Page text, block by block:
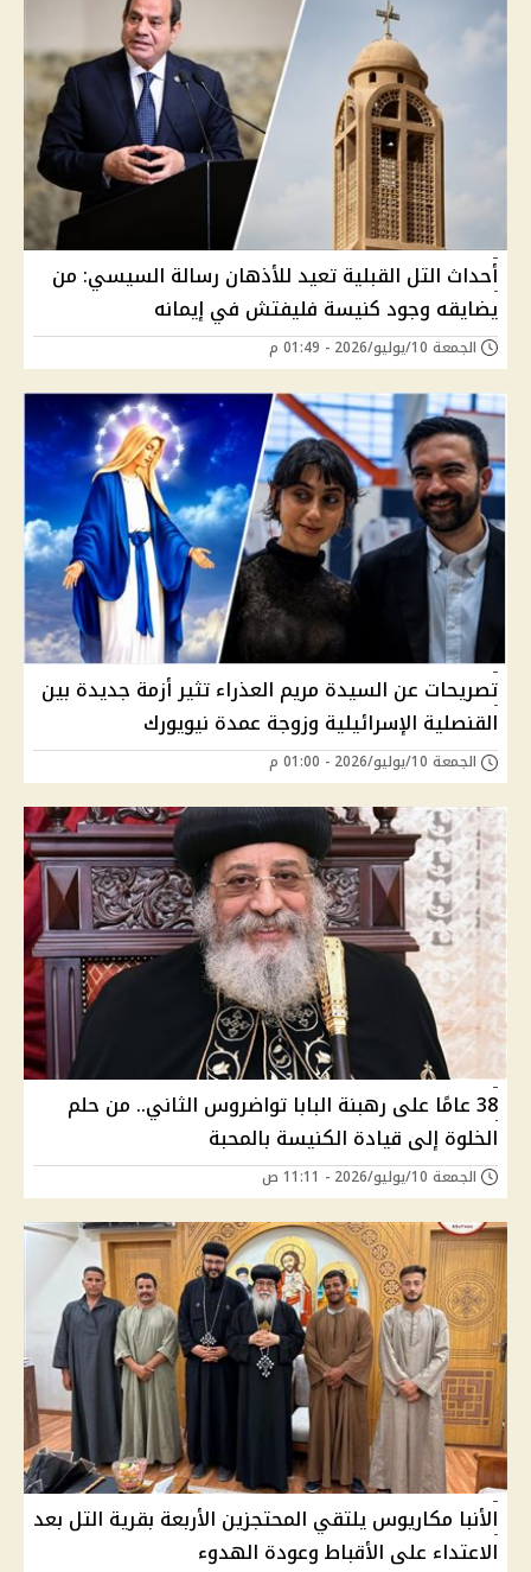
أحداث التل القبلية تعيد للأذهان رسالة السيسي: من
يضايقه وجود كنيسة فليفتش في إيمانه
الجمعة 10/يوليو/2026 - 01:49 م
تصريحات عن السيدة مريم العذراء تثير أزمة جديدة بين
القنصلية الإسرائيلية وزوجة عمدة نيويورك
الجمعة 10/يوليو/2026 - 01:00 م
38 عامًا على رهبنة البابا تواضروس الثاني.. من حلم
الخلوة إلى قيادة الكنيسة بالمحبة
الجمعة 10/يوليو/2026 - 11:11 ص
الأنبا مكاريوس يلتقي المحتجزين الأربعة بقرية التل بعد
الاعتداء على الأقباط وعودة الهدوء